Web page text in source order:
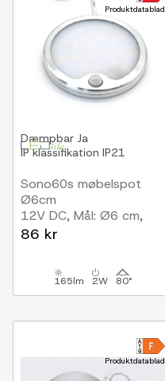
Produktdatablad
Dæmpbar Ja
IP klassifikation IP21
Sono60s møbelspot
Ø6cm
12V DC, Mål: Ø6 cm,
Påbygning, sensor,
86 kr
165lm 2W 80°
Produktdatablad